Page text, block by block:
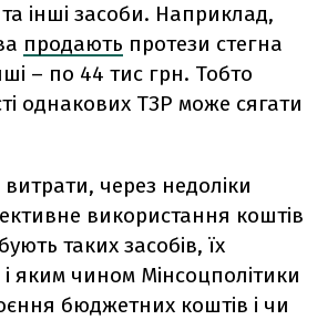
інші засоби. Наприклад,
продають протези стегна
– по 44 тис грн. Тобто
однакових ТЗР може сягати
через недоліки
використання коштів
таких засобів, їх
яким чином Мінсоцполітики
бюджетних коштів і чи